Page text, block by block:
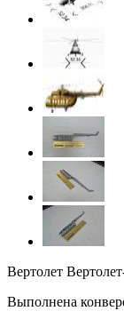
Вертолет
Выполнена